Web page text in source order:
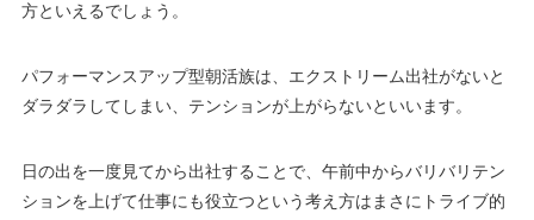
方といえるでしょう。
パフォーマンスアップ型朝活族は、エクストリーム出社がないと
ダラダラしてしまい、テンションが上がらないといいます。
日の出を一度見てから出社することで、午前中からバリバリテン
ションを上げて仕事にも役立つという考え方はまさにトライブ的